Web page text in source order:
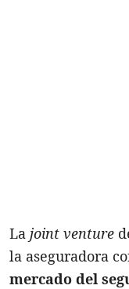
La joint venture
la aseguradora
mercado del